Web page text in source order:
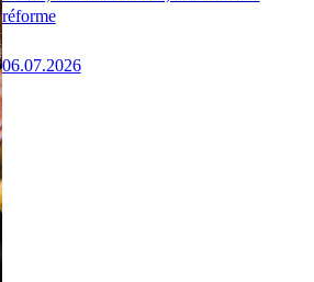
réforme
06.07.2026